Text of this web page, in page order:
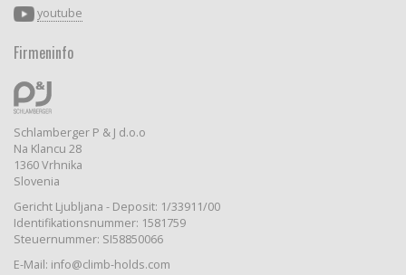
youtube
Firmeninfo
Schlamberger P & J d.o.o
Na Klancu 28
1360 Vrhnika
Slovenia
Gericht Ljubljana - Deposit: 1/33911/00
Identifikationsnummer: 1581759
Steuernummer: SI58850066
E-Mail: info@climb-holds.com